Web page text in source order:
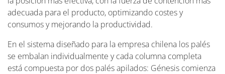
adecuada para el producto, optimizando costes y
consumos y mejorando la productividad.
En el sistema diseñado para la empresa chilena los palés
se embalan individualmente y cada columna completa
está compuesta por dos palés apilados: Génesis comienza